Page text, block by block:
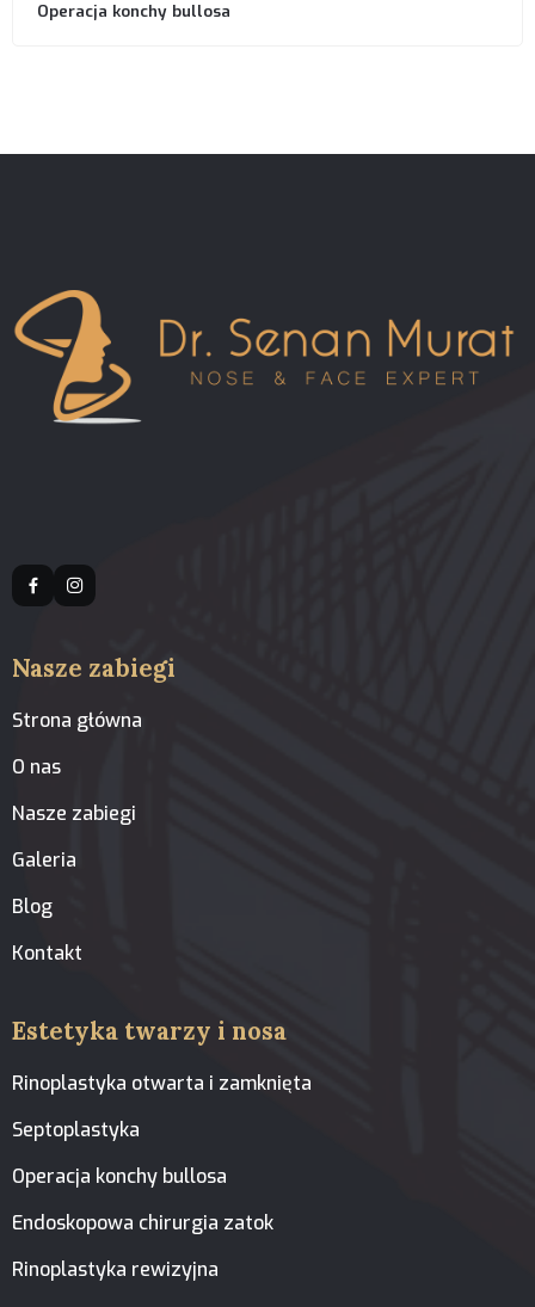
Operacja konchy bullosa
Nasze zabiegi
Strona główna
O nas
Nasze zabiegi
Galeria
Blog
Kontakt
Estetyka twarzy i nosa
Rinoplastyka otwarta i zamknięta
Septoplastyka
Operacja konchy bullosa
Endoskopowa chirurgia zatok
Rinoplastyka rewizyjna